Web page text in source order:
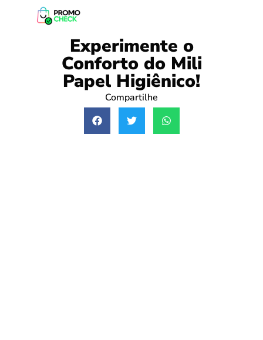
Experimente o
Conforto do Mili
Papel Higiênico!
Compartilhe